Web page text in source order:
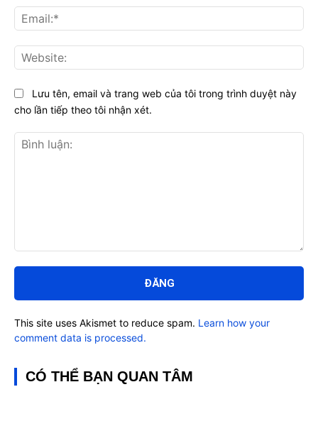
luận:
Lưu tên, email và trang web của tôi trong trình duyệt này
cho lần tiếp theo tôi nhận xét.
This site uses Akismet to reduce spam. Learn how your
comment data is processed.
CÓ THỂ BẠN QUAN TÂM